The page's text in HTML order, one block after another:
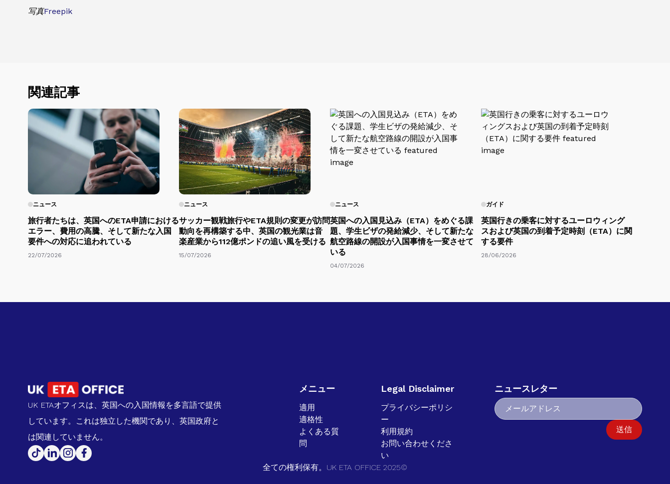
写真Freepik
関連記事
ニュース
旅行者たちは、英国へのETA申請における
エラー、費用の高騰、そして新たな入国
要件への対応に追われている
22/07/2026
ニュース
サッカー観戦旅行やETA規則の変更が訪問
動向を再構築する中、英国の観光業は音
楽産業から112億ポンドの追い風を受ける
15/07/2026
ニュース
英国への入国見込み（ETA）をめぐる課
題、学生ビザの発給減少、そして新たな
航空路線の開設が入国事情を一変させて
いる
04/07/2026
ガイド
英国行きの乗客に対するユーロウィング
スおよび英国の到着予定時刻（ETA）に関
する要件
28/06/2026
UK ETAオフィスは、英国への入国情報を多言語で提供
しています。これは独立した機関であり、英国政府と
は関連していません。
メニュー
適用
適格性
よくある質
問
Legal Disclaimer
プライバシーポリシ
ー
利用規約
お問い合わせくださ
い
ニュースレター
送信
全ての権利保有。UK ETA OFFICE 2025©